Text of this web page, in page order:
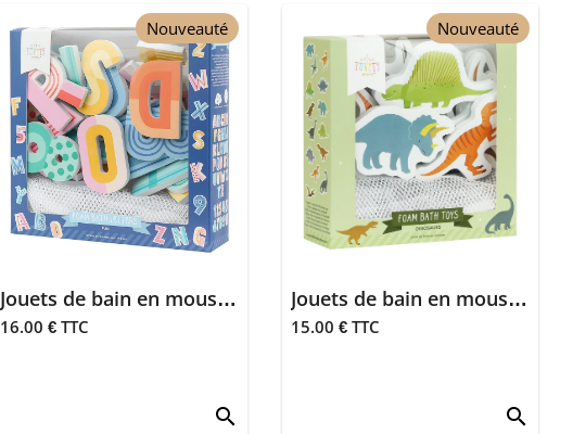
Nouveauté
Jouets de bain en mousse - Lettres et chiffres
16.00 € TTC
search
Nouveauté
Jouets de bain en mousse - Dinosaures
15.00 € TTC
search